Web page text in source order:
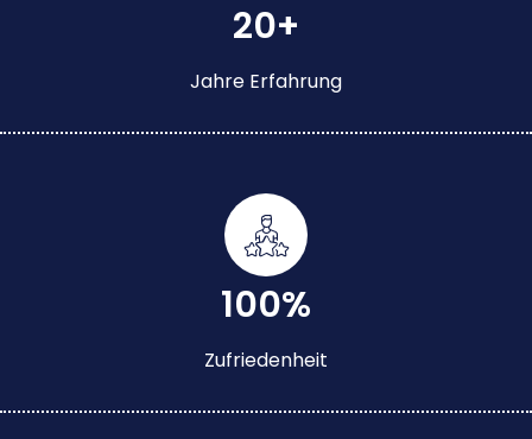
20+
Jahre Erfahrung
100%
Zufriedenheit